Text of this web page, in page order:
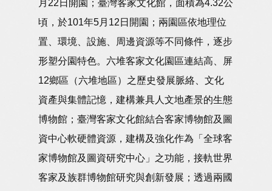
月22日開園；臺灣客家文化館，面積為4.32公
頃，於101年5月12日開園；兩園區依地理位
置、環境、設施、周邊資源等不同條件，逐步
形塑分園特色。六堆客家文化園區連結高、屏
12鄉區（六堆地區）之歷史發展脈絡、文化
資產與集體記憶，建構兼具人文地產景的生態
博物館；臺灣客家文化館結合客家博物館及圖
資中心軟硬體資源，建構及強化作為「全球客
家博物館及圖資研究中心」之功能，接軌世界
客家及族群博物館研究與創新發展；透過兩國